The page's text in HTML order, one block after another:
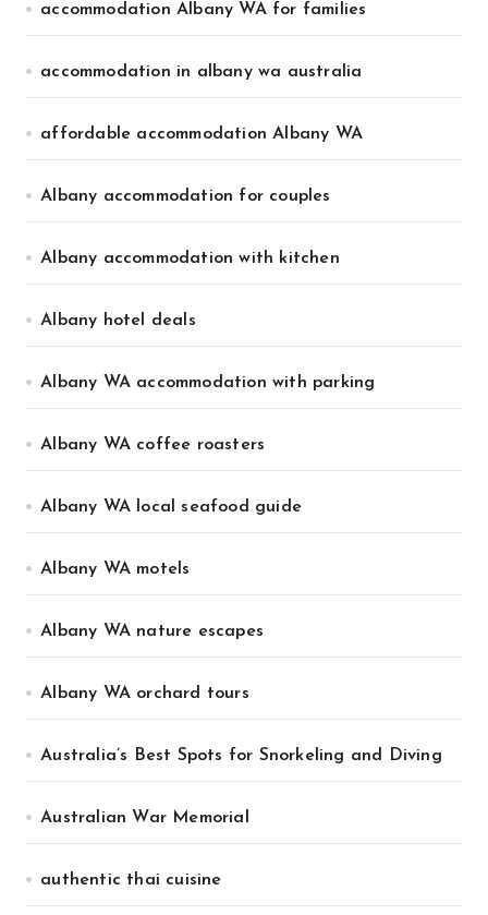
accommodation Albany WA for families
accommodation in albany wa australia
affordable accommodation Albany WA
Albany accommodation for couples
Albany accommodation with kitchen
Albany hotel deals
Albany WA accommodation with parking
Albany WA coffee roasters
Albany WA local seafood guide
Albany WA motels
Albany WA nature escapes
Albany WA orchard tours
Australia’s Best Spots for Snorkeling and Diving
Australian War Memorial
authentic thai cuisine